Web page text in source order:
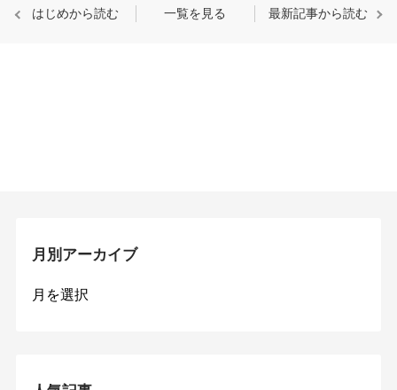
はじめから読む 一覧を見る 最新記事から読む
月別アーカイブ
月
イ